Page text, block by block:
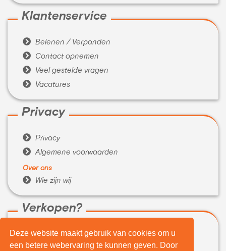
Deze website maakt gebruik van cookies om u
een betere webervaring te kunnen geven. Door
Klantenservice
 Belenen / Verpanden
 Contact opnemen
 Veel gestelde vragen
 Vacatures
Privacy
 Privacy
 Algemene voorwaarden
Over ons
 Wie zijn wij
Verkopen?
 WeBuyIt.nl
 LaptopVerkopen.eu